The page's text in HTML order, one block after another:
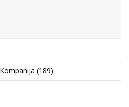
Kompanija (189)